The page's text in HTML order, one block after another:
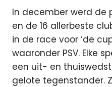
In december werd de
en de 16 allerbeste
in de race voor ‘de
waaronder PSV. Elke
een uit- en
gelote tegenstander.